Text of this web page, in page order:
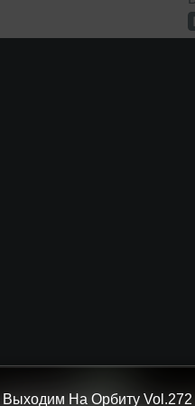
Выходим На Орбиту Vol.272